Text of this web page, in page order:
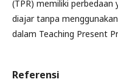
(TPR) memiliki perbedaan
diajar tanpa
dalam Teaching Present
Referensi